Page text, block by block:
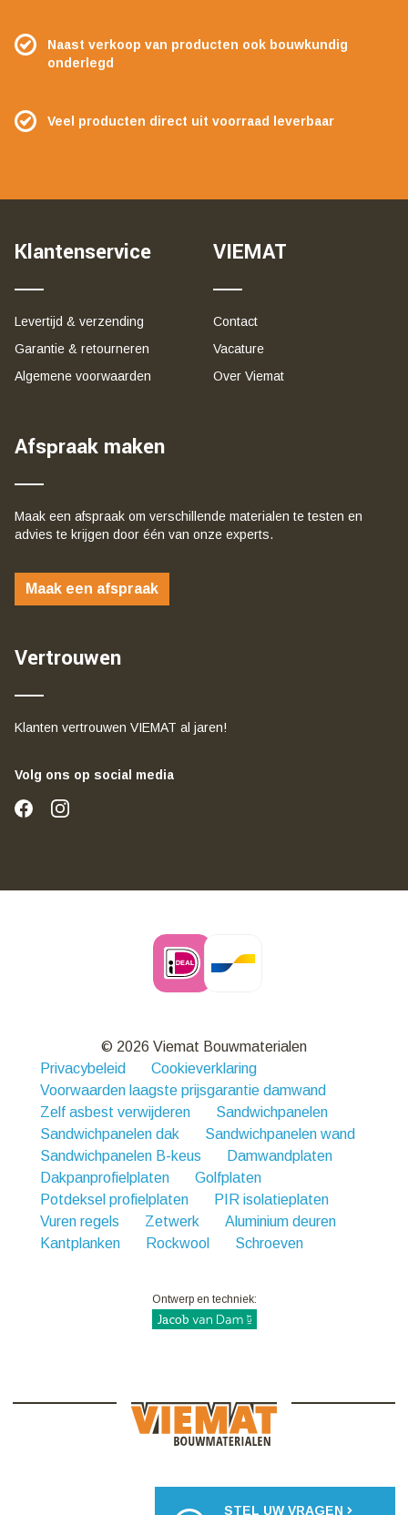
Naast verkoop van producten ook bouwkundig
onderlegd
Veel producten direct uit voorraad leverbaar
Klantenservice
Levertijd & verzending
Garantie & retourneren
Algemene voorwaarden
VIEMAT
Contact
Vacature
Over Viemat
Afspraak maken
Maak een afspraak om verschillende materialen te testen en
advies te krijgen door één van onze experts.
Maak een afspraak
Vertrouwen
Klanten vertrouwen VIEMAT al jaren!
Volg ons op social media
© 2026 Viemat Bouwmaterialen
Privacybeleid
Cookieverklaring
Voorwaarden laagste prijsgarantie damwand
Zelf asbest verwijderen
Sandwichpanelen
Sandwichpanelen dak
Sandwichpanelen wand
Sandwichpanelen B-keus
Damwandplaten
Dakpanprofielplaten
Golfplaten
Potdeksel profielplaten
PIR isolatieplaten
Vuren regels
Zetwerk
Aluminium deuren
Kantplanken
Rockwool Schroeven
Ontwerp en techniek:
STEL UW VRAGEN